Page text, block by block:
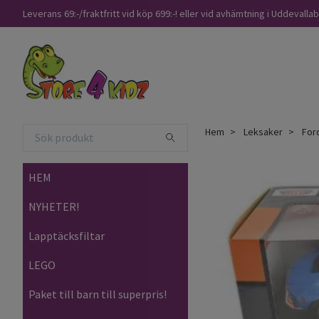
Leverans 69:-/fraktfritt vid köp 699:-! eller vid avhämtning i
HEM
NYHETER!
Lapptäcksfiltar
LEGO
Paket till barn till superpris!
Hem Leksaker